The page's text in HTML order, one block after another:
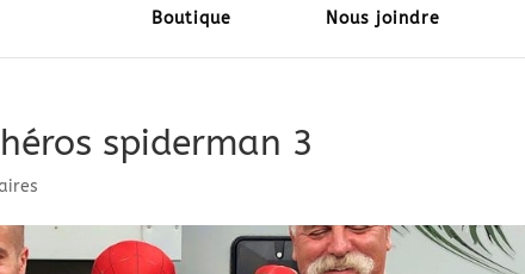
Boutique Nous joindre
spiderman 3